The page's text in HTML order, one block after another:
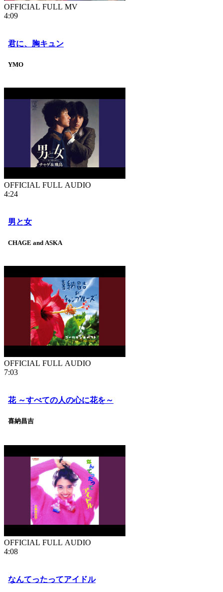
OFFICIAL FULL MV
4:09
君に、胸キュン
YMO
OFFICIAL FULL AUDIO
4:24
男と女
CHAGE and ASKA
OFFICIAL FULL AUDIO
7:03
花 ～すべての人の心に花を～
喜納昌吉
OFFICIAL FULL AUDIO
4:08
なんてったってアイドル